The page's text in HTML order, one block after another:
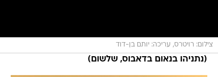
צילום: רויטרס, עריכה: יותם בן-דוד
(נתניהו בנאום בדאבוס, שלשום)